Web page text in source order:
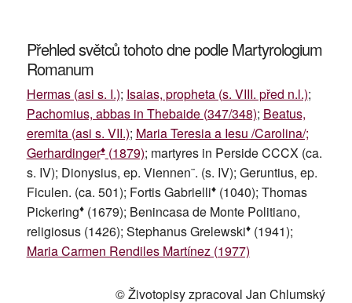
Přehled světců tohoto dne podle Martyrologium
Romanum
Hermas (asi s. I.); Isaias, propheta (s. VIII. před n.l.);
Pachomius, abbas in Thebaide (347/348); Beatus,
eremita (asi s. VII.); Maria Teresia a Iesu /Carolina/;
Gerhardinger♦(1879); martyres in Perside CCCX (ca.
s. IV); Dionysius, ep. Viennen¨. (s. IV); Geruntius, ep.
Ficulen. (ca. 501); Fortis Gabrielli♦(1040); Thomas
Pickering♦(1679); Benincasa de Monte Politiano,
religiosus (1426); Stephanus Grelewski♦(1941);
Maria Carmen Rendiles Martínez (1977)
© Životopisy zpracoval Jan Chlumský